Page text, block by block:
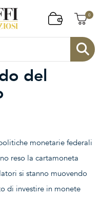
0
del
monetarie federali
reso la cartamoneta
si stanno muovendo
di investire in monete